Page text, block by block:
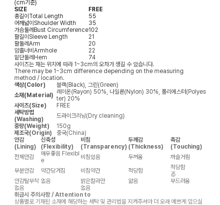
(cm기준)
SIZE
FREE
총길이 Total Length
55
어깨넓이 Shoulder Width
35
가슴둘레 Bust Circumference102
팔길이 Sleeve Length
21
팔둘레 Arm
20
암홀너비 Armhole
22
밑단둘레 Hem
74
사이즈는 재는 위치에 따라 1~3cm의 오차가 생길 수 있습니다.
There may be 1~3cm difference depending on the measuring
method / location.
색상(Color)
블랙(Black), 그린(Green)
소재(Material) 레이온(Rayon) 50%, 나일론(Nylon) 30%, 폴리에스터(Polyes
ter) 20%
사이즈(Size)
FREE
세탁방법
(Washing)
드라이크리닝(Dry cleaning)
중량(Weight)
150g
제조국(Origin)
중국(China)
안감
(Lining)
신축성
(Flexibility)
비침
(Transparency)
두께감
(Thickness)
촉감
(Touching)
전체안감
매우좋음 Flexibl
e
비침있음 두꺼움
까슬거림
부분안감
약간당겨짐 비침약간 적당함
적당함
る
안감탈부착 없음 밝은칼라만 얇음
부드러움
없음
없음
취급시 주의사항 / Attention to
상품별로 기재된 소재에 해당하는 세탁 및 관리법을 지켜주셔야 더 오래 예쁘게 입으실